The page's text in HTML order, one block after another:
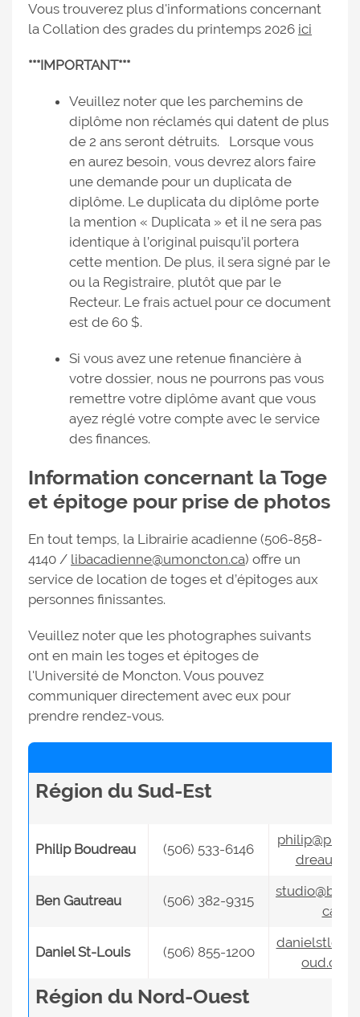
Vous trouverez plus d'informations concernant
la Collation des grades du printemps 2026 ici
***IMPORTANT***
Veuillez noter que les parchemins de
diplôme non réclamés qui datent de plus
de 2 ans seront détruits. Lorsque vous
en aurez besoin, vous devrez alors faire
une demande pour un duplicata de
diplôme. Le duplicata du diplôme porte
la mention « Duplicata » et il ne sera pas
identique à l’original puisqu’il portera
cette mention. De plus, il sera signé par le
ou la Registraire, plutôt que par le
Recteur. Le frais actuel pour ce document
est de 60 $.
Si vous avez une retenue financière à
votre dossier, nous ne pourrons pas vous
remettre votre diplôme avant que vous
ayez réglé votre compte avec le service
des finances.
Information concernant la Toge
et épitoge pour prise de photos
En tout temps, la Librairie acadienne (506-858-
4140 / libacadienne@umoncton.ca) offre un
service de location de toges et d’épitoges aux
personnes finissantes.
Veuillez noter que les photographes suivants
ont en main les toges et épitoges de
l'Université de Moncton. Vous pouvez
communiquer directement avec eux pour
prendre rendez-vous.
Région du Sud-Est
Philip Boudreau (506) 533-6146
Ben Gautreau (506) 382-9315
ca
Daniel St-Louis (506) 855-1200
oud.com
Région du Nord-Ouest